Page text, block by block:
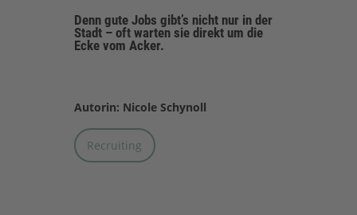
Denn gute Jobs gibt’s nicht nur in der
Stadt – oft warten sie direkt um die
Ecke vom Acker.
Autorin: Nicole Schynoll
Recruiting